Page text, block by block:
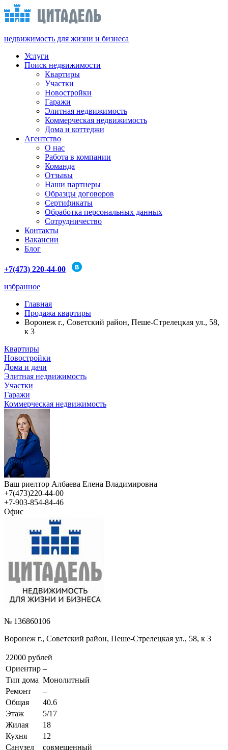
недвижимость для жизни и бизнеса
Услуги
Поиск недвижимости
Квартиры
Участки
Новостройки
Гаражи
Элитная недвижимость
Коммерческая недвижимость
Дома и коттеджи
Агентство
О нас
Работа в компании
Команда
Отзывы
Наши партнеры
Образцы договоров
Сертификаты
Обработка персональных данных
Сотрудничество
Контакты
Вакансии
Блог
+7(473) 220-44-00
избранное
Главная
Продажа квартиры
Воронеж г., Советский район, Пеше-Стрелецкая ул., 58,
к 3
Квартиры
Новостройки
Дома и дачи
Элитная недвижимость
Участки
Гаражи
Коммерческая недвижимость
Ваш риелтор Албаева Елена Владимировна
+7(473)220-44-00
+7-903-854-84-46
Офис
№ 136860106
Воронеж г., Советский район, Пеше-Стрелецкая ул., 58, к 3
22000 рублей
Ориентир –
Тип дома Монолитный
Ремонт
–
Общая
40.6
Этаж
5/17
Жилая
18
Кухня
12
Санузел
совмещенный